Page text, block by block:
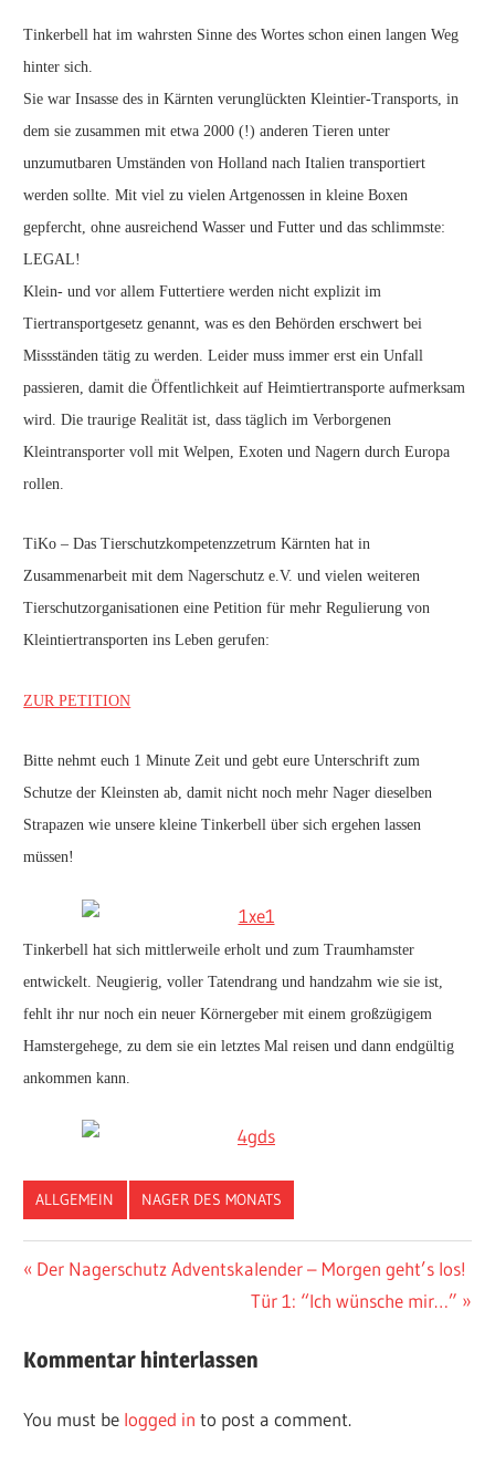
Tinkerbell hat im wahrsten Sinne des Wortes schon einen langen Weg
hinter sich.
Sie war Insasse des in Kärnten verunglückten Kleintier-Transports, in
dem sie zusammen mit etwa 2000 (!) anderen Tieren unter
unzumutbaren Umständen von Holland nach Italien transportiert
werden sollte. Mit viel zu vielen Artgenossen in kleine Boxen
gepfercht, ohne ausreichend Wasser und Futter und das schlimmste:
LEGAL!
Klein- und vor allem Futtertiere werden nicht explizit im
Tiertransportgesetz genannt, was es den Behörden erschwert bei
Missständen tätig zu werden. Leider muss immer erst ein Unfall
passieren, damit die Öffentlichkeit auf Heimtiertransporte aufmerksam
wird. Die traurige Realität ist, dass täglich im Verborgenen
Kleintransporter voll mit Welpen, Exoten und Nagern durch Europa
rollen.
TiKo – Das Tierschutzkompetenzzetrum Kärnten hat in
Zusammenarbeit mit dem Nagerschutz e.V. und vielen weiteren
Tierschutzorganisationen eine Petition für mehr Regulierung von
Kleintiertransporten ins Leben gerufen:
ZUR PETITION
Bitte nehmt euch 1 Minute Zeit und gebt eure Unterschrift zum
Schutze der Kleinsten ab, damit nicht noch mehr Nager dieselben
Strapazen wie unsere kleine Tinkerbell über sich ergehen lassen
müssen!
Tinkerbell hat sich mittlerweile erholt und zum Traumhamster
entwickelt. Neugierig, voller Tatendrang und handzahm wie sie ist,
fehlt ihr nur noch ein neuer Körnergeber mit einem großzügigem
Hamstergehege, zu dem sie ein letztes Mal reisen und dann endgültig
ankommen kann.
ALLGEMEIN NAGER DES MONATS
navigation
Vorheriger
Der Nagerschutz Adventskalender – Morgen geht’s los!
Nächster
Tür 1: “Ich wünsche mir…”
Kommentar hinterlassen
You must be logged in to post a comment.